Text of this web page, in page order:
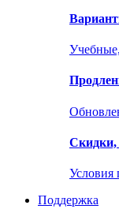
Скидки,
Условия
Поддержка